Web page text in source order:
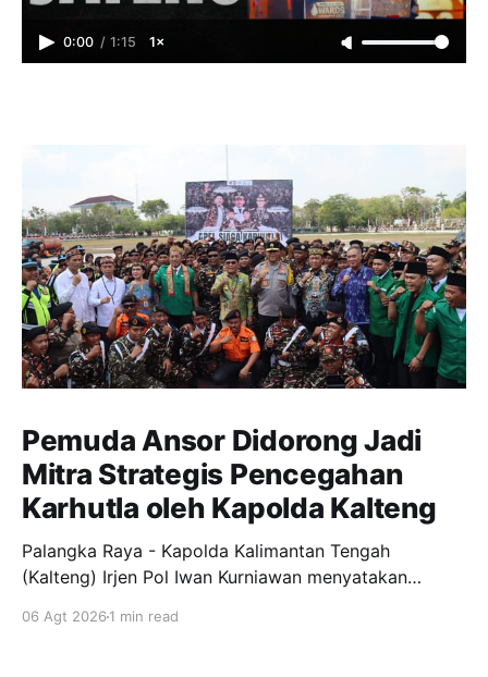
0:00 / 1:15 1×
Pemuda Ansor Didorong Jadi
Mitra Strategis Pencegahan
Karhutla oleh Kapolda Kalteng
Palangka Raya - Kapolda Kalimantan Tengah
(Kalteng) Irjen Pol Iwan Kurniawan menyatakan
menjadi garda terdepan dalam upaya pencegahan
06 Agt 2026 1 min read